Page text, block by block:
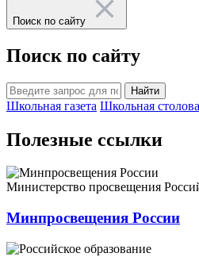
Поиск по сайту
Поиск по сайту
Найти
Школьная газета Школьная
Полезные ссылки
Министерство просвещения
Минпросвещения России